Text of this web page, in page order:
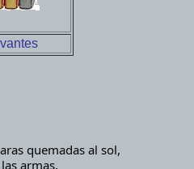
quemadas al sol,
armas,